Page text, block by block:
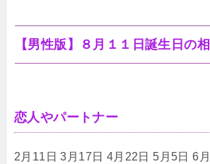
【男性版】８月１１日誕生日の
恋人やパートナー
2月11日 3月17日 4月22日 5月5日 6